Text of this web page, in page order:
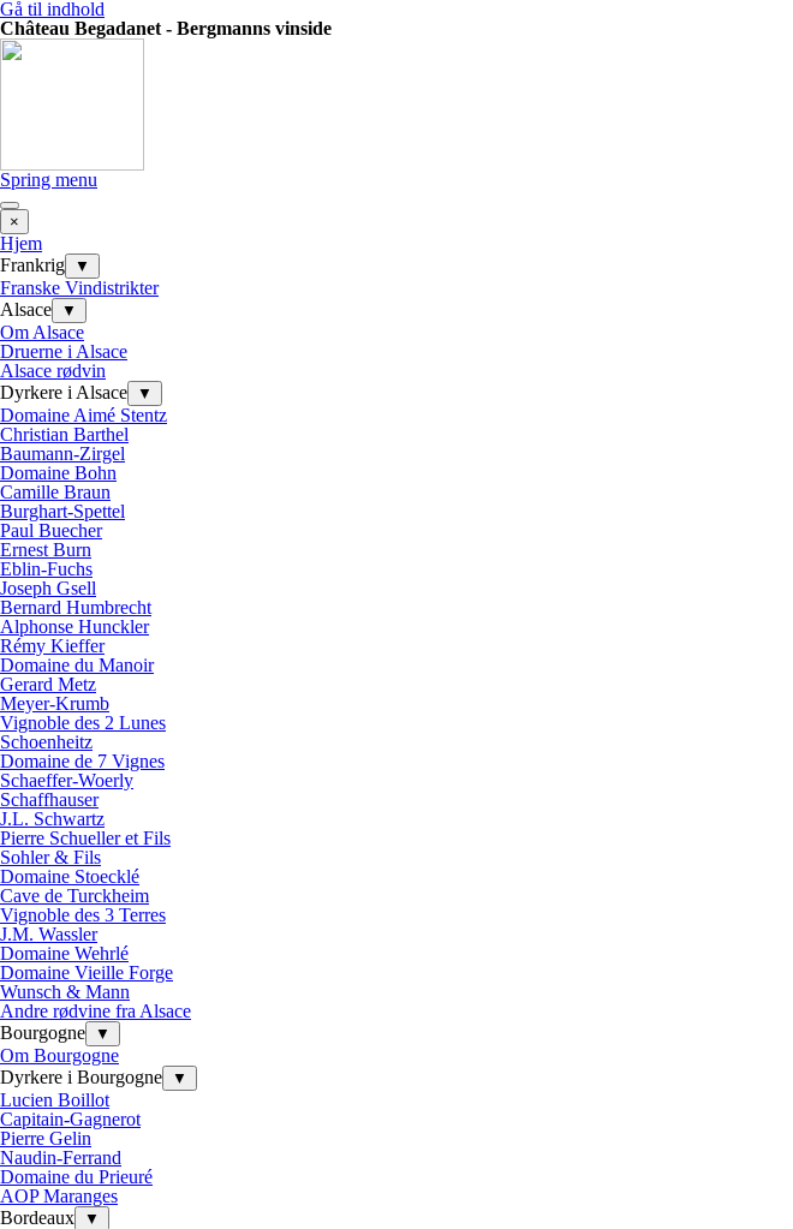
Gå til indhold
Château Begadanet - Bergmanns vinside
Spring menu
×
Hjem
Frankrig
▼
Franske Vindistrikter
Alsace
▼
Om Alsace
Druerne i Alsace
Alsace rødvin
Dyrkere i Alsace
▼
Domaine Aimé Stentz
Christian Barthel
Baumann-Zirgel
Domaine Bohn
Camille Braun
Burghart-Spettel
Paul Buecher
Ernest Burn
Eblin-Fuchs
Joseph Gsell
Bernard Humbrecht
Alphonse Hunckler
Rémy Kieffer
Domaine du Manoir
Gerard Metz
Meyer-Krumb
Vignoble des 2 Lunes
Schoenheitz
Domaine de 7 Vignes
Schaeffer-Woerly
Schaffhauser
J.L. Schwartz
Pierre Schueller et Fils
Sohler & Fils
Domaine Stoecklé
Cave de Turckheim
Vignoble des 3 Terres
J.M. Wassler
Domaine Wehrlé
Domaine Vieille Forge
Wunsch & Mann
Andre rødvine fra Alsace
Bourgogne
▼
Om Bourgogne
Dyrkere i Bourgogne
▼
Lucien Boillot
Capitain-Gagnerot
Pierre Gelin
Naudin-Ferrand
Domaine du Prieuré
AOP Maranges
Bordeaux
▼